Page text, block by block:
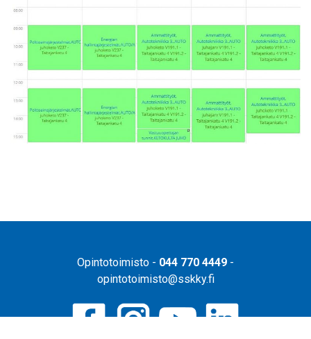
Opintotoimisto - 044 770 4449 -
opintotoimisto@sskky.fi